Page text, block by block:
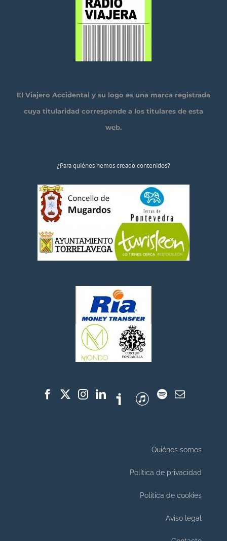
El Viajero Accidental y su logo es una marca registrada
cuya titularidad corresponde a los titulares de esta
web.
¿Para quiénes hemos creado contenidos?
Quiénes somos
Política de privacidad
Política de cookies
Aviso legal